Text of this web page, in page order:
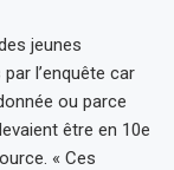
jeunes
l’enquête car
ou parce
être en 10e
« Ces